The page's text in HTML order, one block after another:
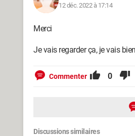
12 déc. 2022 à 17:14
Merci
Je vais regarder ça, je vais
Commenter 0
Discussions similaires